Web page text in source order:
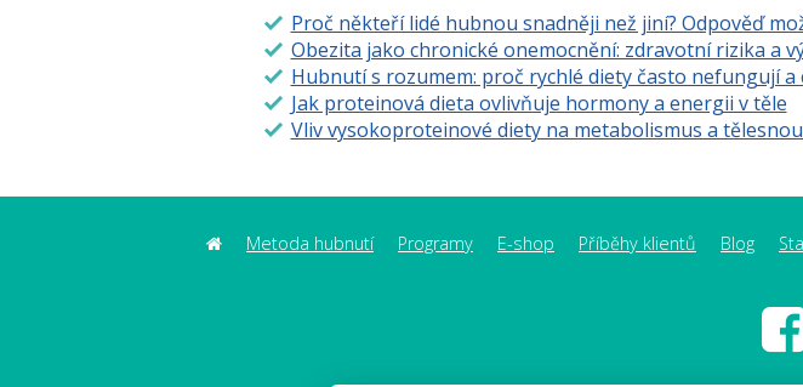
Proč někteří lidé hubnou snadněji než jiní? Odpověď
Obezita jako chronické onemocnění: zdravotní rizika a
Hubnutí s rozumem: proč rychlé diety často nefungují
Jak proteinová dieta ovlivňuje hormony a energii v těle
Vliv vysokoproteinové diety na metabolismus a
Metoda hubnutí Programy E-shop Příběhy klientů Blog